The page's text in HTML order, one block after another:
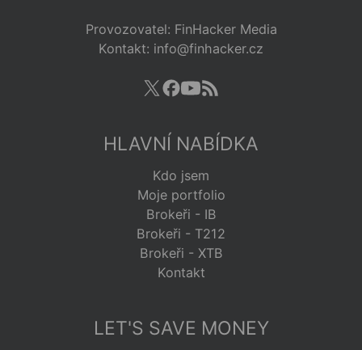
Provozovatel: FinHacker Media
Kontakt: info@finhacker.cz
HLAVNÍ NABÍDKA
Kdo jsem
Moje portfolio
Brokeři - IB
Brokeři - T212
Brokeři - XTB
Kontakt
LET'S SAVE MONEY